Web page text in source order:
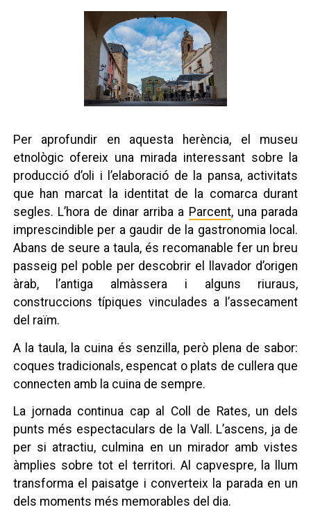
Per aprofundir en aquesta herència, el museu
etnològic ofereix una mirada interessant sobre la
producció d’oli i l’elaboració de la pansa, activitats
que han marcat la identitat de la comarca durant
segles. L’hora de dinar arriba a Parcent, una parada
imprescindible per a gaudir de la gastronomia local.
Abans de seure a taula, és recomanable fer un breu
passeig pel poble per descobrir el llavador d’origen
àrab, l’antiga almàssera i alguns riuraus,
construccions típiques vinculades a l’assecament
del raïm.
A la taula, la cuina és senzilla, però plena de sabor:
coques tradicionals, espencat o plats de cullera que
connecten amb la cuina de sempre.
La jornada continua cap al Coll de Rates, un dels
punts més espectaculars de la Vall. L’ascens, ja de
per si atractiu, culmina en un mirador amb vistes
àmplies sobre tot el territori. Al capvespre, la llum
transforma el paisatge i converteix la parada en un
dels moments més memorables del dia.